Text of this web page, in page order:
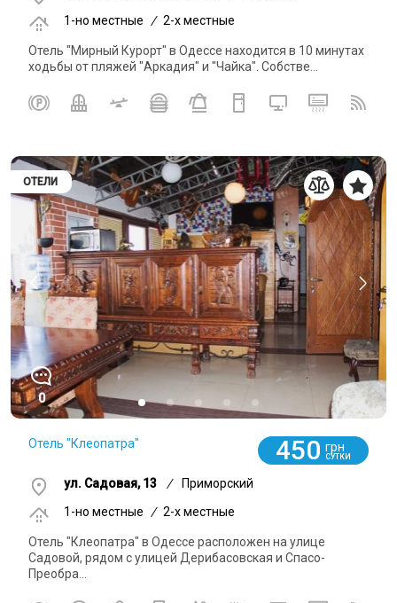
1-но местные
/ 2-x местные
Отель "Мирный Курорт" в Одессе находится в 10 минутах
ходьбы от пляжей "Аркадия" и "Чайка". Собстве...
ОТЕЛИ
0
Отель "Клеопатра" 450 грн
СУТКИ
ул. Садовая, 13 /
Приморский
1-но местные / 2-x местные
Отель "Клеопатра" в Одессе расположен на улице
Садовой, рядом с улицей Дерибасовская и Спасо-
Преобра...